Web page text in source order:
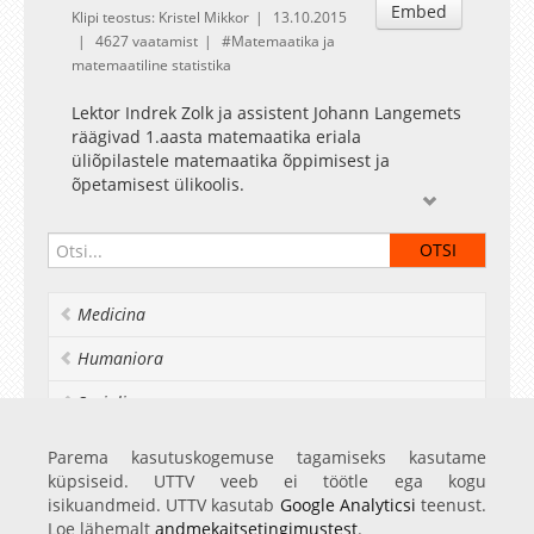
Embed
Klipi teostus: Kristel Mikkor
13.10.2015
4627 vaatamist
Matemaatika ja
matemaatiline statistika
Lektor Indrek Zolk ja assistent Johann Langemets
räägivad 1.aasta matemaatika eriala
üliõpilastele matemaatika õppimisest ja
õpetamisest ülikoolis.
Medicina
Humaniora
Socialia
Realia et naturalia
Ülikoolist veel
Parema kasutuskogemuse tagamiseks kasutame
küpsiseid. UTTV veeb ei töötle ega kogu
isikuandmeid. UTTV kasutab Google Analyticsi teenust.
Loe lähemalt andmekaitsetingimustest.